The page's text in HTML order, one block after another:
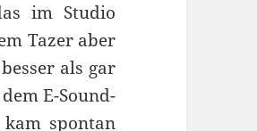
im Studio
Tazer aber
als gar
E-Sound-
kam spontan